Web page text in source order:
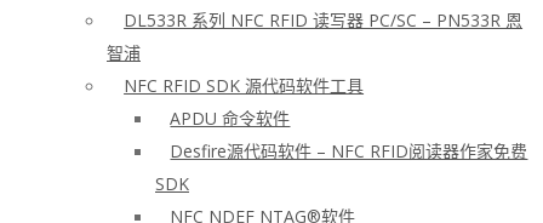
DL533R 系列 NFC RFID 读写器 PC/SC – PN533R 恩
智浦
NFC RFID SDK 源代码软件工具
APDU 命令软件
Desfire源代码软件 – NFC RFID阅读器作家免费
SDK
NFC NDEF NTAG®软件